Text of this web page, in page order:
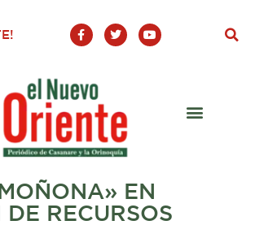
F
a
c
o
o
-
T
w
i
Y
o
u
EN
DE RECURSOS